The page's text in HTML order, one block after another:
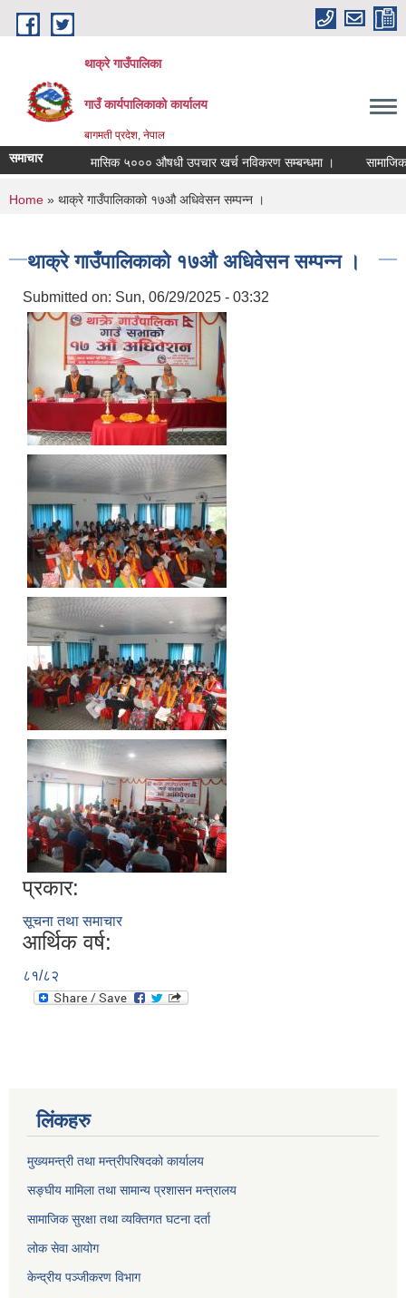
Skip to main content
थाक्रे गाउँपालिका
गाउँ कार्यपालिकाको कार्यालय
बागमती प्रदेश, नेपाल
समाचार मासिक ५००० औषधी उपचार खर्च नविकरण सम्बन्धमा । सामाजिक
You are here
Home » थाक्रे गाउँपालिकाको १७औ अधिवेसन सम्पन्न ।
थाक्रे गाउँपालिकाको १७औ अधिवेसन सम्पन्न ।
Submitted on: Sun, 06/29/2025 - 03:32
प्रकार:
सूचना तथा समाचार
आर्थिक वर्ष:
८१/८२
लिंकहरु
मुख्यमन्त्री तथा मन्त्रीपरिषदको कार्यालय
सङ्घीय मामिला तथा सामान्य प्रशासन मन्त्रालय
सामाजिक सुरक्षा तथा व्यक्तिगत घटना दर्ता
लोक सेवा आयोग
केन्द्रीय पञ्जीकरण विभाग